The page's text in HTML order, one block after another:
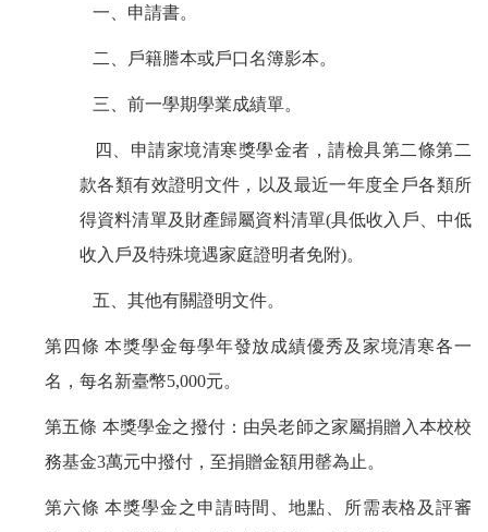
一、申請書。
二、戶籍謄本或戶口名簿影本。
三、前一學期學業成績單。
四、申請家境清寒獎學金者，請檢具第二條第二
款各類有效證明文件，以 及 最近一年度全戶各類所
得資料清單及財產歸屬資料清單(具低收入戶、中低
收入戶及特殊境遇家庭證明者免附)。
五、其他有關證明文件。
第四條 本獎學金每學年發放成績優秀及家境清寒各一
名，每名新臺幣5,000元。
第五條 本獎學金之撥付：由吳老師之家屬捐贈入本校校
務基金3萬元中撥付，至捐贈金額用罄為止。
第六條 本獎學金之申請時間、地點、所需表格及評審